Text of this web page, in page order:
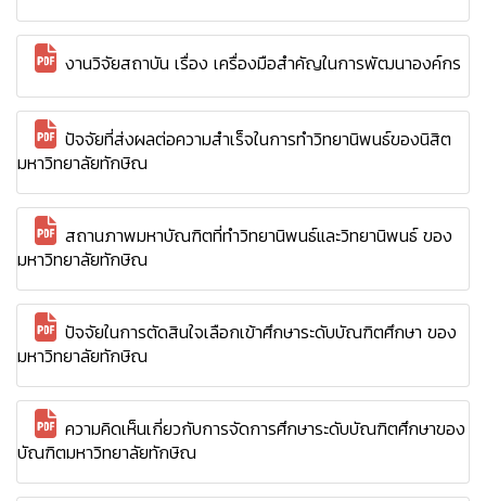
งานวิจัยสถาบัน เรื่อง เครื่องมือสำคัญในการพัฒนาองค์กร
ปัจจัยที่ส่งผลต่อความสำเร็จในการทำวิทยานิพนธ์ของนิสิต
มหาวิทยาลัยทักษิณ
สถานภาพมหาบัณฑิตที่ทำวิทยานิพนธ์และวิทยานิพนธ์ ของ
มหาวิทยาลัยทักษิณ
ปัจจัยในการตัดสินใจเลือกเข้าศึกษาระดับบัณฑิตศึกษา ของ
มหาวิทยาลัยทักษิณ
ความคิดเห็นเกี่ยวกับการจัดการศึกษาระดับบัณฑิตศึกษาของ
บัณฑิตมหาวิทยาลัยทักษิณ